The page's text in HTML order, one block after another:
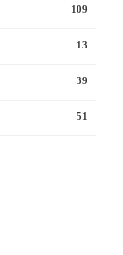
109
13
39
51